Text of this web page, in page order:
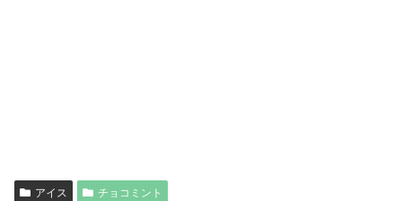
アイス チョコミント